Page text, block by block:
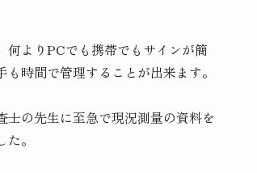
何よりPCでも携帯でもサインが簡
時間で管理することが出来ます。
の先生に至急で現況測量の資料を
。